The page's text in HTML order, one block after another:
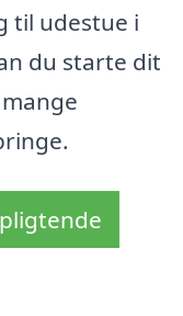
til udestue i
du starte dit